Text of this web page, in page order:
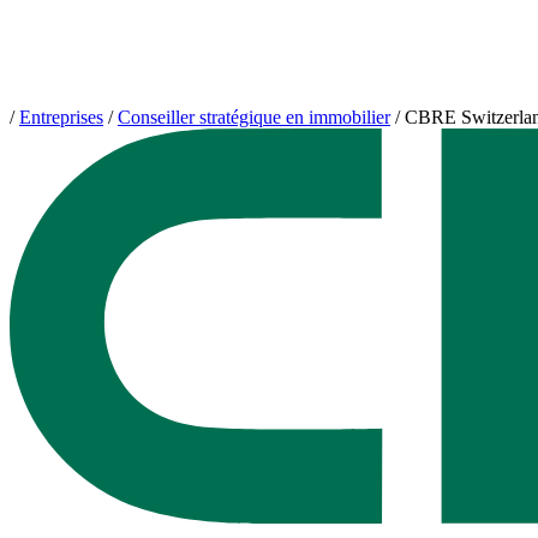
/ Entreprises / Conseiller stratégique en immobilier /CBRE